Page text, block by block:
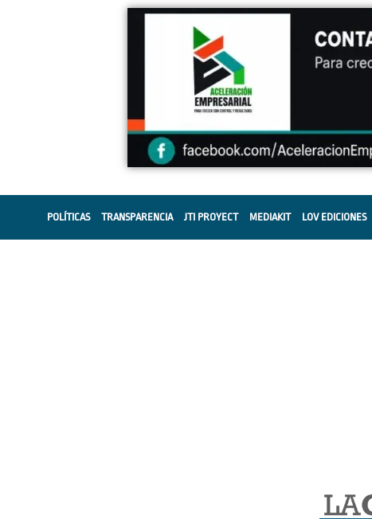
POLÍTICAS TRANSPARENCIA JTI PROYECT MEDIAKIT LOV EDICIONES